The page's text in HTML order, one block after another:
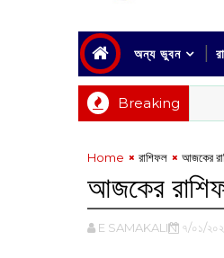
অন্য ভুবন
Breaking
Home রাশিফল আজকের
আজকের
E SAMAKALIN ৭/০১/